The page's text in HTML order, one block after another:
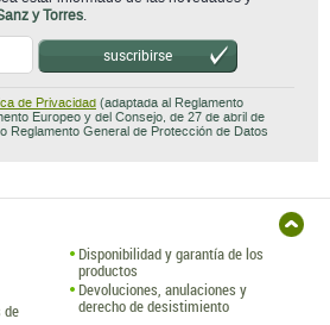
y Torres.
suscribirse
de Privacidad (adaptada al Reglamento
Europeo y del Consejo, de 27 de abril de
Reglamento General de Protección de Datos
de
Disponibilidad y garantía de los
productos
Devoluciones, anulaciones y
derecho de desistimiento